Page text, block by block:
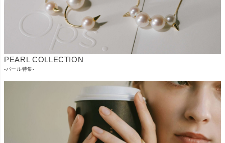
PEARL COLLECTION
-パール特集-